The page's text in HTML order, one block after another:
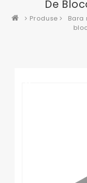
De
Produse
Bara